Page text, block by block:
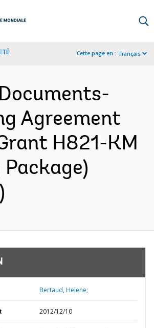
Cette page en : Français
Agreement
H821-KM
Package)
Bertaud, Helene;
2012/12/10